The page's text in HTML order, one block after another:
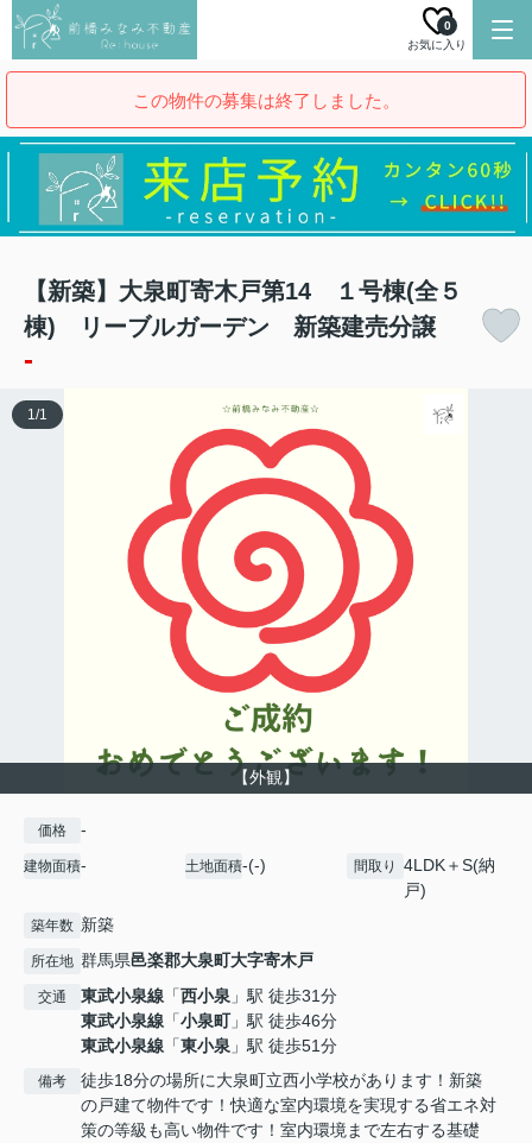
お気に入り
0
この物件の募集は終了しました。
【新築】大泉町寄木戸第14 １号棟(全５
棟) リーブルガーデン 新築建売分譲
-
【外観】
1/1
価格 -
建物面積- 土地面積-(-) 間取り
4LDK＋S(納
戸)
築年数 新築
所在地 群馬県邑楽郡大泉町大字寄木戸
交通 東武小泉線 「西小泉 」駅 徒歩31分
東武小泉線 「小泉町」駅 徒歩46分
東武小泉線 「東小泉 」駅 徒歩51分
備考
徒歩18分の場所に大泉町立西小学校があります！新築
の戸建て物件です！快適な室内環境を実現する省エネ対
策の等級も高い物件です！室内環境まで左右する基礎